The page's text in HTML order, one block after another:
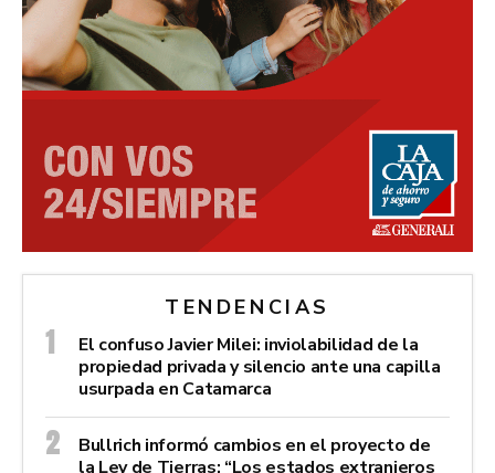
TENDENCIAS
El confuso Javier Milei: inviolabilidad de la
propiedad privada y silencio ante una capilla
usurpada en Catamarca
Bullrich informó cambios en el proyecto de
la Ley de Tierras: “Los estados extranjeros